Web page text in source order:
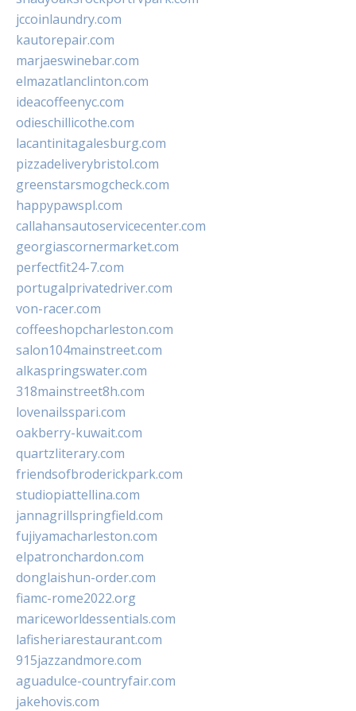
jccoinlaundry.com
kautorepair.com
marjaeswinebar.com
elmazatlanclinton.com
ideacoffeenyc.com
odieschillicothe.com
lacantinitagalesburg.com
pizzadeliverybristol.com
greenstarsmogcheck.com
happypawspl.com
callahansautoservicecenter.com
georgiascornermarket.com
perfectfit24-7.com
portugalprivatedriver.com
von-racer.com
coffeeshopcharleston.com
salon104mainstreet.com
alkaspringswater.com
318mainstreet8h.com
lovenailsspari.com
oakberry-kuwait.com
quartzliterary.com
friendsofbroderickpark.com
studiopiattellina.com
jannagrillspringfield.com
fujiyamacharleston.com
elpatronchardon.com
donglaishun-order.com
fiamc-rome2022.org
mariceworldessentials.com
lafisheriarestaurant.com
915jazzandmore.com
aguadulce-countryfair.com
jakehovis.com